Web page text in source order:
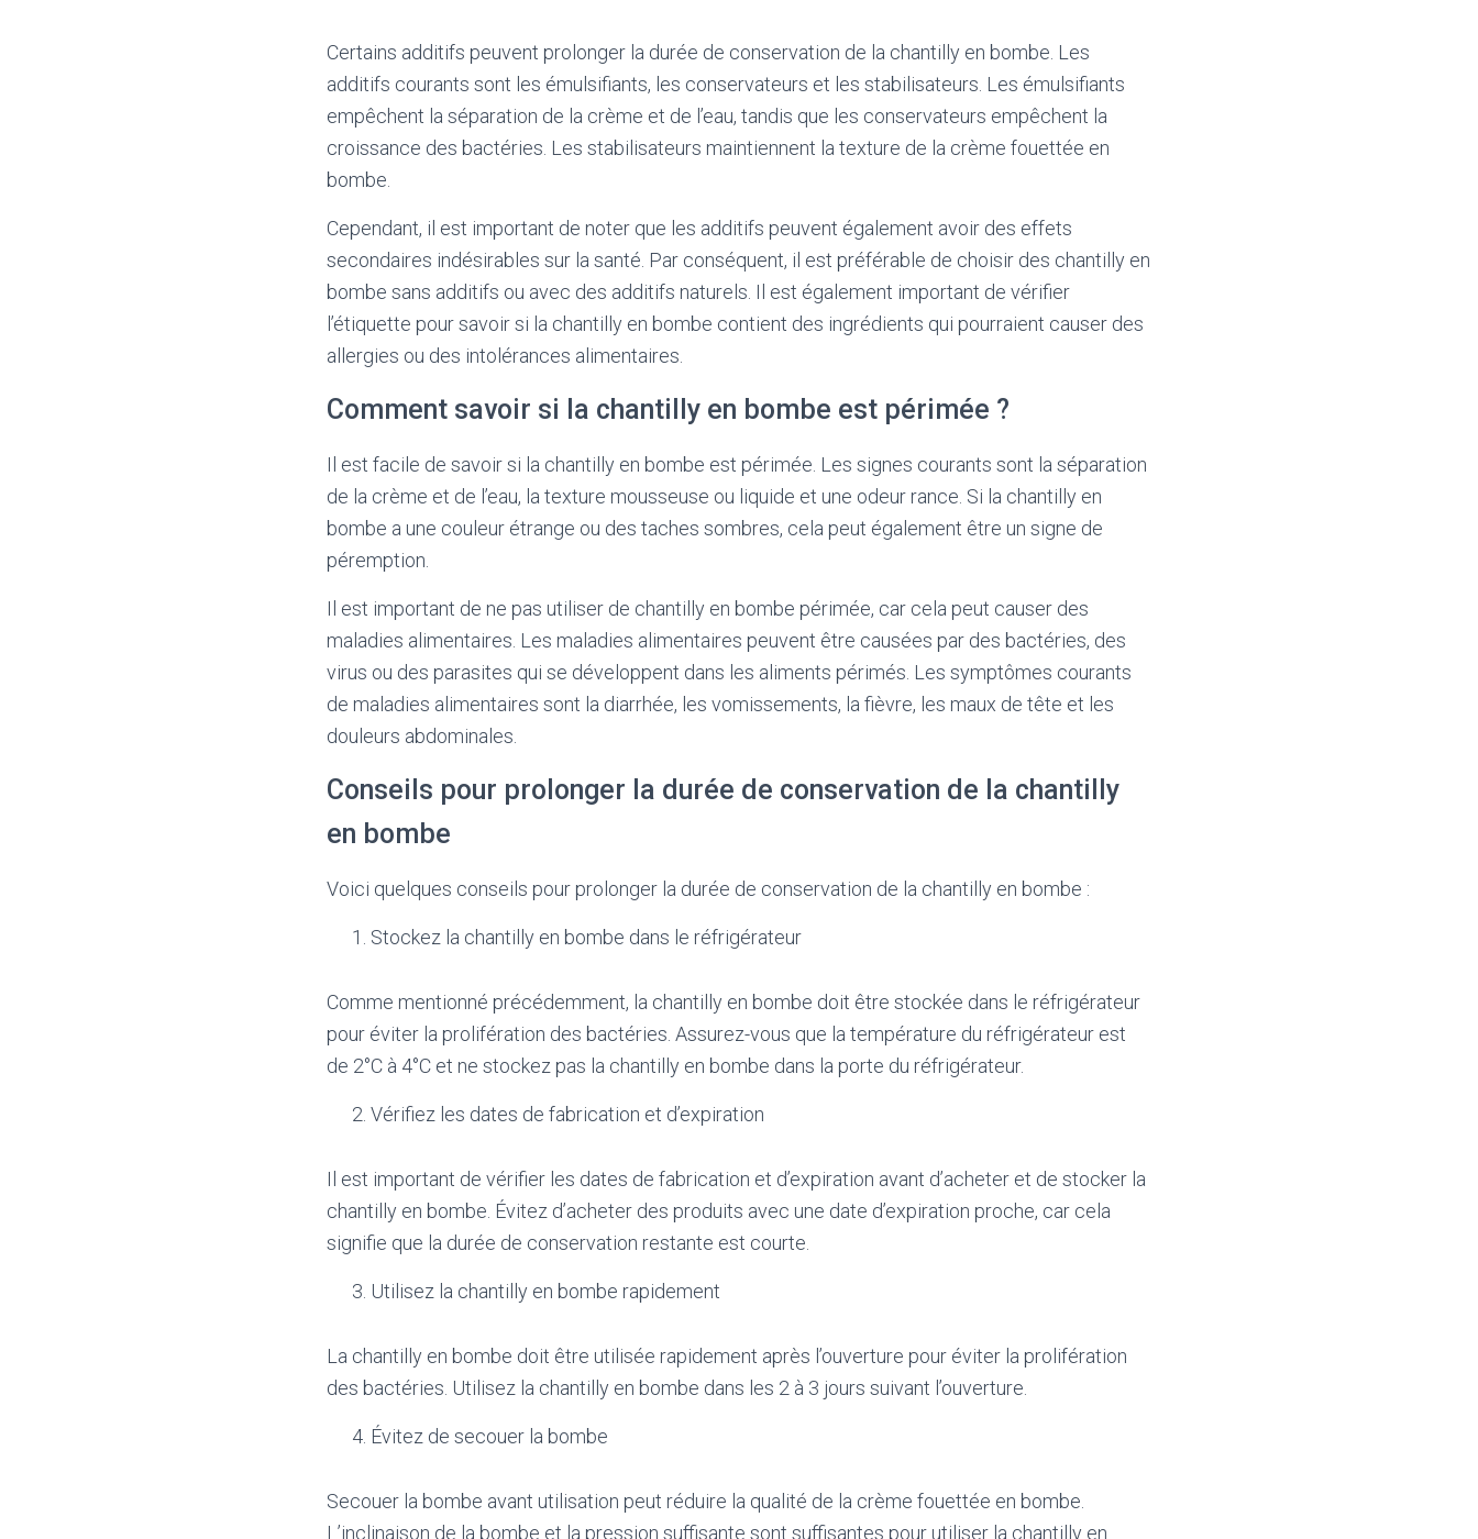
Certains additifs peuvent prolonger la durée de conservation de la chantilly en bombe. Les
additifs courants sont les émulsifiants, les conservateurs et les stabilisateurs. Les émulsifiants
empêchent la séparation de la crème et de l’eau, tandis que les conservateurs empêchent la
croissance des bactéries. Les stabilisateurs maintiennent la texture de la crème fouettée en
bombe.
Cependant, il est important de noter que les additifs peuvent également avoir des effets
secondaires indésirables sur la santé. Par conséquent, il est préférable de choisir des chantilly en
bombe sans additifs ou avec des additifs naturels. Il est également important de vérifier
l’étiquette pour savoir si la chantilly en bombe contient des ingrédients qui pourraient causer des
allergies ou des intolérances alimentaires.
Comment savoir si la chantilly en bombe est périmée ?
Il est facile de savoir si la chantilly en bombe est périmée. Les signes courants sont la séparation
de la crème et de l’eau, la texture mousseuse ou liquide et une odeur rance. Si la chantilly en
bombe a une couleur étrange ou des taches sombres, cela peut également être un signe de
péremption.
Il est important de ne pas utiliser de chantilly en bombe périmée, car cela peut causer des
maladies alimentaires. Les maladies alimentaires peuvent être causées par des bactéries, des
virus ou des parasites qui se développent dans les aliments périmés. Les symptômes courants
de maladies alimentaires sont la diarrhée, les vomissements, la fièvre, les maux de tête et les
douleurs abdominales.
Conseils pour prolonger la durée de conservation de la chantilly
en bombe
Voici quelques conseils pour prolonger la durée de conservation de la chantilly en bombe :
Stockez la chantilly en bombe dans le réfrigérateur
Comme mentionné précédemment, la chantilly en bombe doit être stockée dans le réfrigérateur
pour éviter la prolifération des bactéries. Assurez-vous que la température du réfrigérateur est
de 2°C à 4°C et ne stockez pas la chantilly en bombe dans la porte du réfrigérateur.
Vérifiez les dates de fabrication et d’expiration
Il est important de vérifier les dates de fabrication et d’expiration avant d’acheter et de stocker la
chantilly en bombe. Évitez d’acheter des produits avec une date d’expiration proche, car cela
signifie que la durée de conservation restante est courte.
Utilisez la chantilly en bombe rapidement
La chantilly en bombe doit être utilisée rapidement après l’ouverture pour éviter la prolifération
des bactéries. Utilisez la chantilly en bombe dans les 2 à 3 jours suivant l’ouverture.
Évitez de secouer la bombe
Secouer la bombe avant utilisation peut réduire la qualité de la crème fouettée en bombe.
L’inclinaison de la bombe et la pression suffisante sont suffisantes pour utiliser la chantilly en